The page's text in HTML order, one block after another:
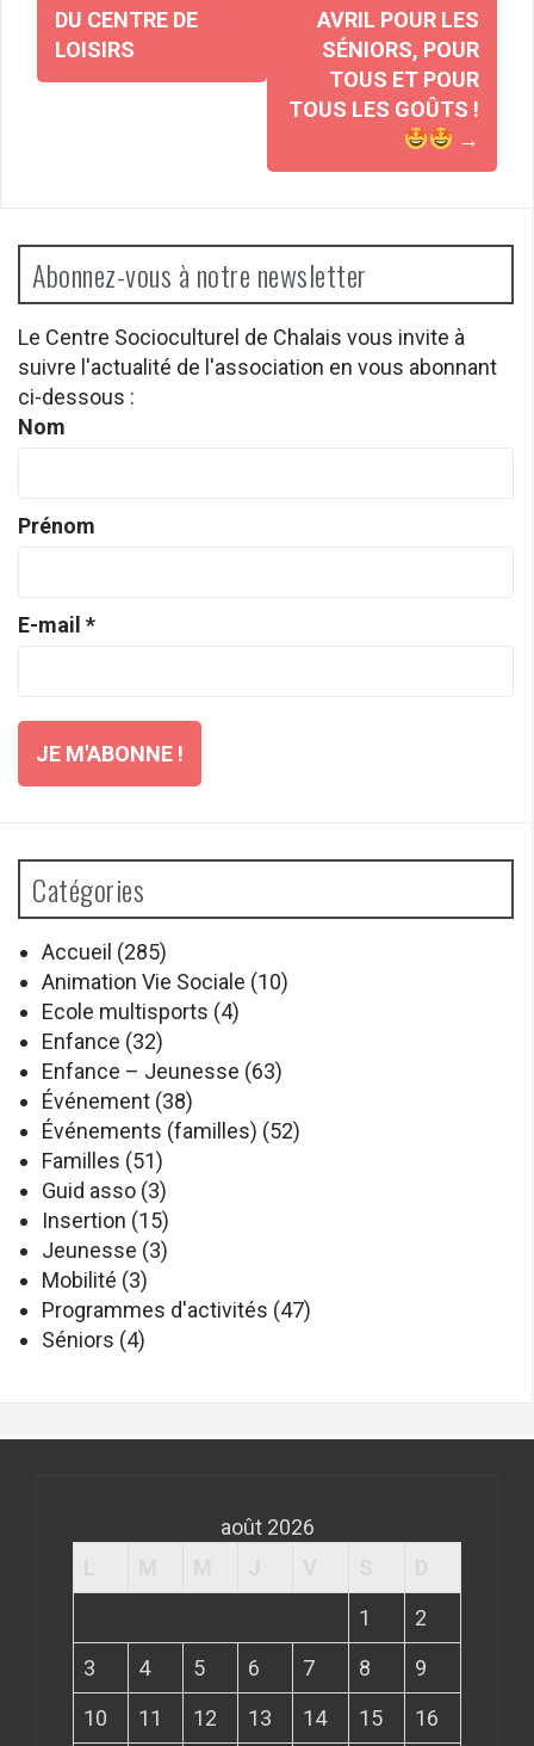
d'article
DU CENTRE DE
LOISIRS
AVRIL POUR LES
SÉNIORS, POUR
TOUS ET POUR
TOUS LES GOÛTS !
→
Abonnez-vous à notre newsletter
Le Centre Socioculturel de Chalais vous invite à
suivre l'actualité de l'association en vous abonnant
ci-dessous :
Nom
Prénom
E-mail *
Catégories
Accueil (285)
Animation Vie Sociale (10)
Ecole multisports (4)
Enfance (32)
Enfance – Jeunesse (63)
Événement (38)
Événements (familles) (52)
Familles (51)
Guid asso (3)
Insertion (15)
Jeunesse (3)
Mobilité (3)
Programmes d'activités (47)
Séniors (4)
août 2026
1
2
3
4 5 6 7 8
9
10
11 12 13 14 15
16